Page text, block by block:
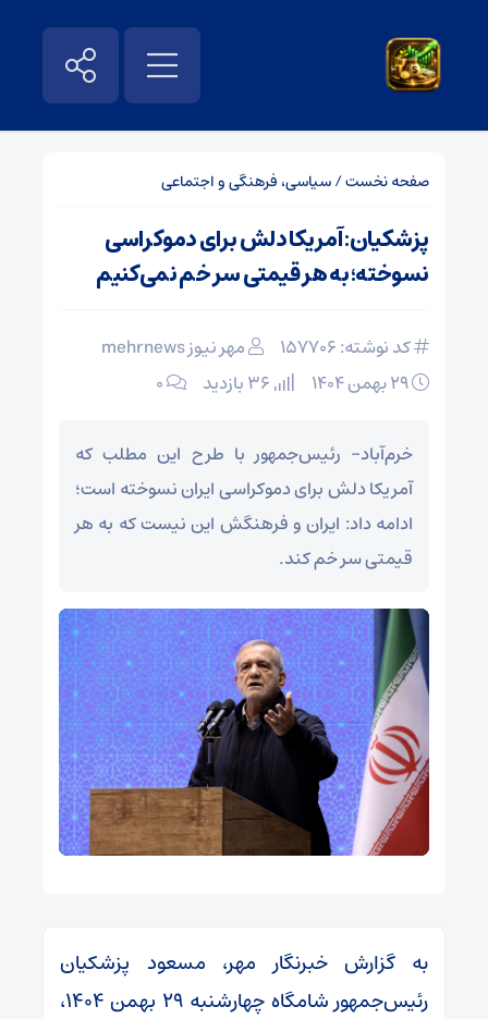
صفحه نخست/سیاسی، فرهنگی و اجتماعی
پزشکیان: آمریکا دلش برای دموکراسی
نسوخته؛ به هر قیمتی سر خم نمی‌کنیم
کد نوشته: 157706
مهر نیوز mehrnews
۰
خرم‌آباد- رئیس‌جمهور با طرح این مطلب که
آمریکا دلش برای دموکراسی ایران نسوخته است؛
ادامه داد: ایران و فرهنگش این نیست که به هر
قیمتی سر خم کند.
به گزارش خبرنگار مهر، مسعود پزشکیان
رئیس‌جمهور شامگاه چهارشنبه ۲۹ بهمن ۱۴۰۴،